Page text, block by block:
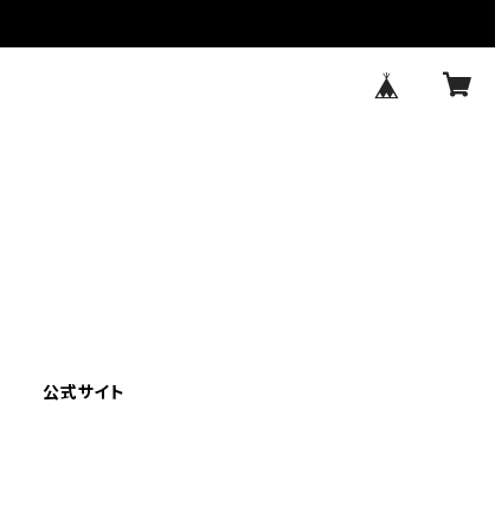
公式サイト